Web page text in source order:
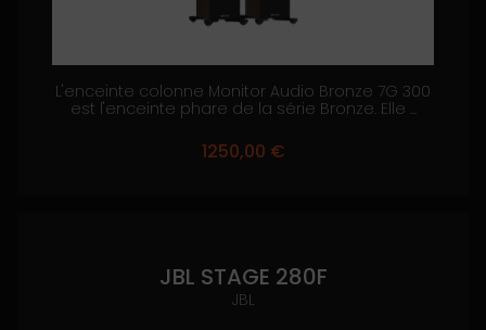
L'enceinte colonne Monitor Audio Bronze 7G 300
est l'enceinte phare de la série Bronze. Elle ...
1250,00 €
JBL STAGE 280F
JBL